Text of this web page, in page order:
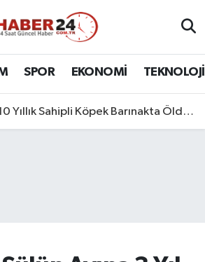
SPOR EKONOMİ TEKNOLOJİ
Köpek Barınakta Öldü: Aileden Otopsi ve Soruşturma Talebi